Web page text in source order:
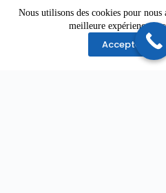
Nous utilisons des cookies pour
meilleure expérience
Accepter